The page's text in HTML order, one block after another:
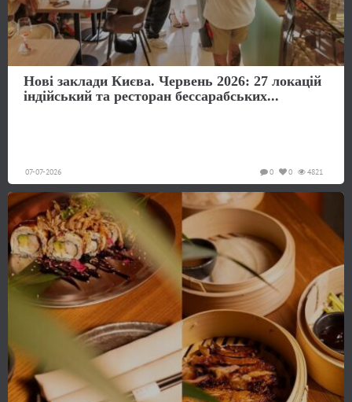
Нові заклади Києва. Червень 2026: 27 локацій
індійський та ресторан бессарабських...
07-07-2026 4821
0
0